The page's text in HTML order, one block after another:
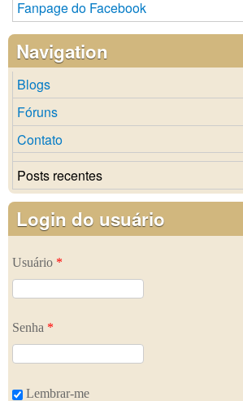
Fanpage do Facebook
Navigation
Blogs
Fóruns
Contato
Posts recentes
Login do usuário
Usuário *
Senha *
Lembrar-me